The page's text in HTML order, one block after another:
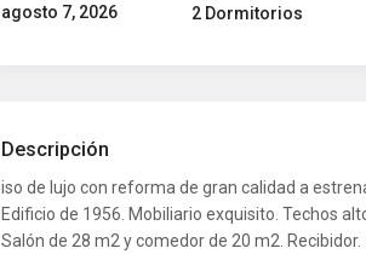
agosto 7, 2026
2 Dormitorios
Descripción
iso de lujo con reforma de gran calidad a
Edificio de 1956. Mobiliario exquisito. Techos
Salón de 28 m2 y comedor de 20 m2. Recibidor.